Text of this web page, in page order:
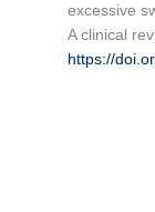
excessive
A clinical
https://